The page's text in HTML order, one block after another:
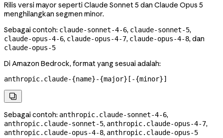
Rilis versi mayor seperti Claude Sonnet 5 dan Claude Opus 5
menghilangkan segmen minor.
Sebagai contoh: claude-sonnet-4-6, claude-sonnet-5,
claude-opus-4-6, claude-opus-4-7, claude-opus-4-8, dan
claude-opus-5
Di Amazon Bedrock, format yang sesuai adalah:
anthropic.claude-{name}-{major}[-{minor}]

Sebagai contoh: anthropic.claude-sonnet-4-6,
anthropic.claude-sonnet-5, anthropic.claude-opus-4-7,
anthropic.claude-opus-4-8, anthropic.claude-opus-5